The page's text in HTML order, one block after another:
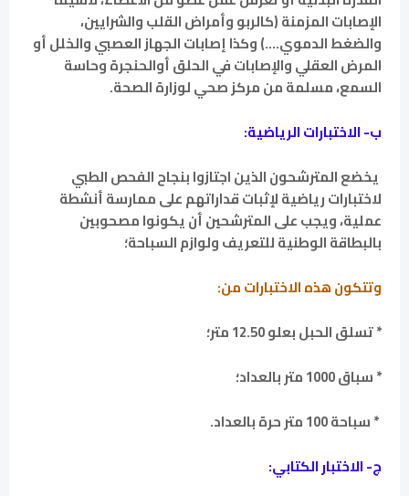
الإصابات المزمنة (كالربو وأمراض القلب والشرايين،
والضغط الدموي....) وكذا إصابات الجهاز العصبي والخلل أو
المرض العقلي والإصابات في الحلق أوالحنجرة وحاسة
السمع، مسلمة من مركز صحي لوزارة الصحة.
ب- الاختبارات الرياضية:
يخضع المترشحون الذين اجتازوا بنجاح الفحص الطبي
لاختبارات رياضية لإثبات قداراتهم على ممارسة أنشطة
عملية، ويجب على المترشحين أن يكونوا مصحوبين
بالبطاقة الوطنية للتعريف ولوازم السباحة؛
وتتكون هذه الاختبارات من:
* تسلق الحبل بعلو 12.50 متر؛
* سباق 1000 متر بالعداد؛
* سباحة 100 متر حرة بالعداد.
ج- الاختبار الكتابي: